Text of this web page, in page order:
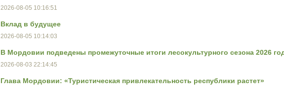
2026-08-05 10:16:51
Вклад в будущее
2026-08-05 10:14:03
В Мордовии подведены промежуточные итоги лесокультурного сезона 2026
2026-08-03 22:14:45
Глава Мордовии: «Туристическая привлекательность республики растет»